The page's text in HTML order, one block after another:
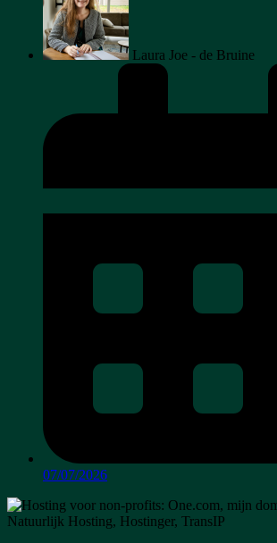
Laura Joe - de Bruine
07/07/2026